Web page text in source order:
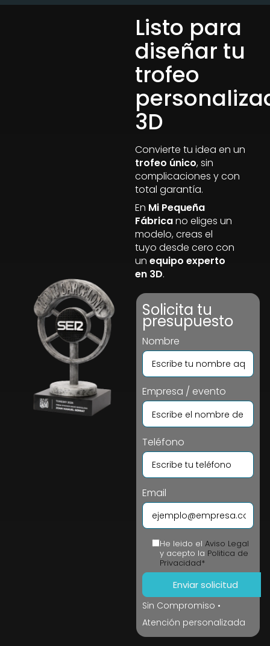
Listo para
diseñar tu
trofeo
3D
Convierte tu idea en un
trofeo único, sin
complicaciones y con
total garantía.
En Mi Pequeña
Fábricano eliges un
modelo, creas el
tuyo desde cero con
un equipo experto
en 3D.
Solicita tu
presupuesto
Nombre
Empresa / evento
Teléfono
Email
He leido el Aviso Legal
y acepto la Politica de
Privacidad*
Sin Compromiso •
Atención personalizada